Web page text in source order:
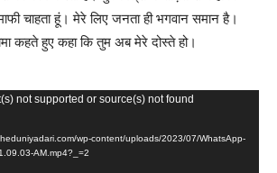
चाहता हूं। मेरे लिए जनता ही भगवान समान है।
कहते हुए कहा कि तुम अब मेरे दोस्ते हो।
not supported or source(s) not found
wp-content/uploads/2023/07/WhatsApp-
AM.mp4?_=2